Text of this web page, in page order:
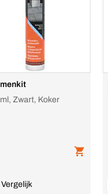
Zwart, Koker
Vergelijk